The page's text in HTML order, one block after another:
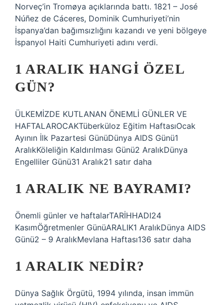
Norveç’in Tromøya açıklarında battı. 1821 – José
Núñez de Cáceres, Dominik Cumhuriyeti’nin
İspanya’dan bağımsızlığını kazandı ve yeni bölgeye
İspanyol Haiti Cumhuriyeti adını verdi.
1 ARALIK HANGI ÖZEL
GÜN?
ÜLKEMİZDE KUTLANAN ÖNEMLİ GÜNLER VE
HAFTALAROCAKTüberküloz Eğitim HaftasıOcak
Ayının İlk Pazartesi GünüDünya AIDS Günü1
AralıkKöleliğin Kaldırılması Günü2 AralıkDünya
Engelliler Günü31 Aralık21 satır daha
1 ARALIK NE BAYRAMI?
Önemli günler ve haftalarTARİHHADI24
KasımÖğretmenler GünüARALIK1 AralıkDünya AIDS
Günü2 – 9 AralıkMevlana Haftası136 satır daha
1 ARALIK NEDIR?
Dünya Sağlık Örgütü, 1994 yılında, insan immün